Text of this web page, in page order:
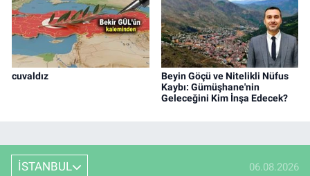
cuvaldız
Beyin Göçü ve Nitelikli Nüfus
Kaybı: Gümüşhane'nin
Geleceğini Kim İnşa Edecek?
İSTANBUL 06.08.2026